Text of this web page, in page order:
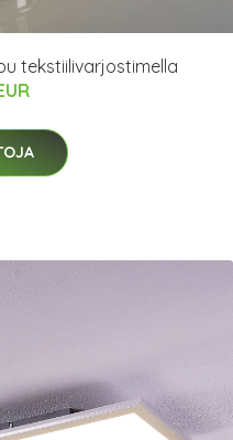
tekstiilivarjostimella